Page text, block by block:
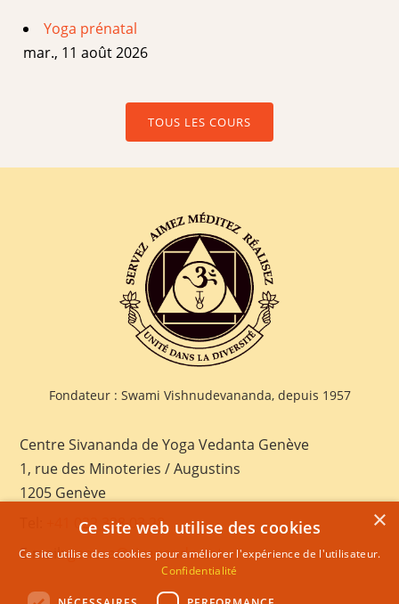
Yoga prénatal
mar., 11 août 2026
TOUS LES COURS
Fondateur : Swami Vishnudevananda, depuis 1957
Centre Sivananda de Yoga Vedanta Genève
1, rue des Minoteries / Augustins
1205 Genève
+41 022 328 03 28
E-mail:geneva@sivananda.net
×
Ce site web utilise des cookies
Ce site utilise des cookies pour améliorer l'expérience de l'utilisateur.
Confidentialité